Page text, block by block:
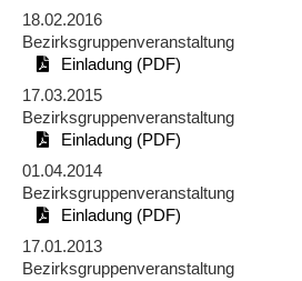
18.02.2016
Bezirksgruppenveranstaltung
Einladung (PDF)
17.03.2015
Bezirksgruppenveranstaltung
Einladung (PDF)
01.04.2014
Bezirksgruppenveranstaltung
Einladung (PDF)
17.01.2013
Bezirksgruppenveranstaltung